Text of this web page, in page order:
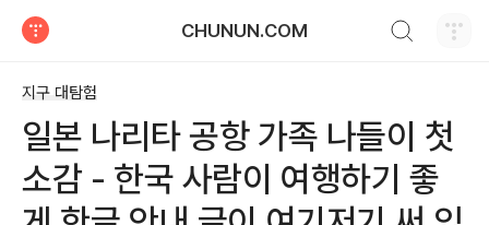
CHUNUN.COM
지구 대탐험
일본 나리타 공항 가족 나들이 첫
소감 - 한국 사람이 여행하기 좋